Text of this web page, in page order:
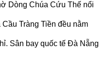
Dòng Chúa Cứu Thế nổi
Tràng Tiền đều nằm
Sân bay quốc tế Đà Nẵng